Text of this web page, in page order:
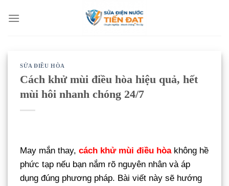
qua
SỬA ĐIỀU HÒA
Cách khử mùi điều hòa hiệu quả, hết
mùi hôi nhanh chóng 24/7
May mắn thay, cách khử mùi điều hòakhông hề
phức tạp nếu bạn nắm rõ nguyên nhân và áp
dụng đúng phương pháp. Bài viết này sẽ hướng